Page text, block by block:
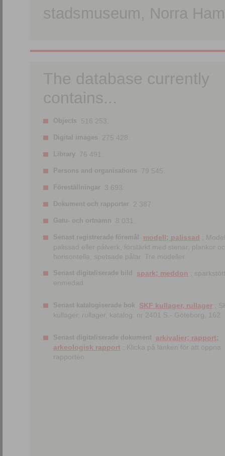
stadsmuseum, Norra
The database currently
contains...
Objects 516 253.
Digital images 275 428.
Library 76 491.
Persons and organisations 79 545.
Föreställningar 3 693.
Dokument och rapporter 2 387.
Gatu- och ortnamn 8 031.
Senast registrerade föremål modell; palissad
;
palissad eller pålverk, förstärkt med stenar, plankor
horisontella, spetsade pålar. Tre modeller.
Senast digitaliserade bild spark; meddon ;
enmedad
Senast katalogiserade bok SKF kullager, rullager ;
kullager, rullager, katalog. nr 2401 S.- Göteborg, 162
Senast digitaliserade dokument arkivalier; rapport;
arkeologisk rapport ; Klicka på länken för att öppna
rapporten